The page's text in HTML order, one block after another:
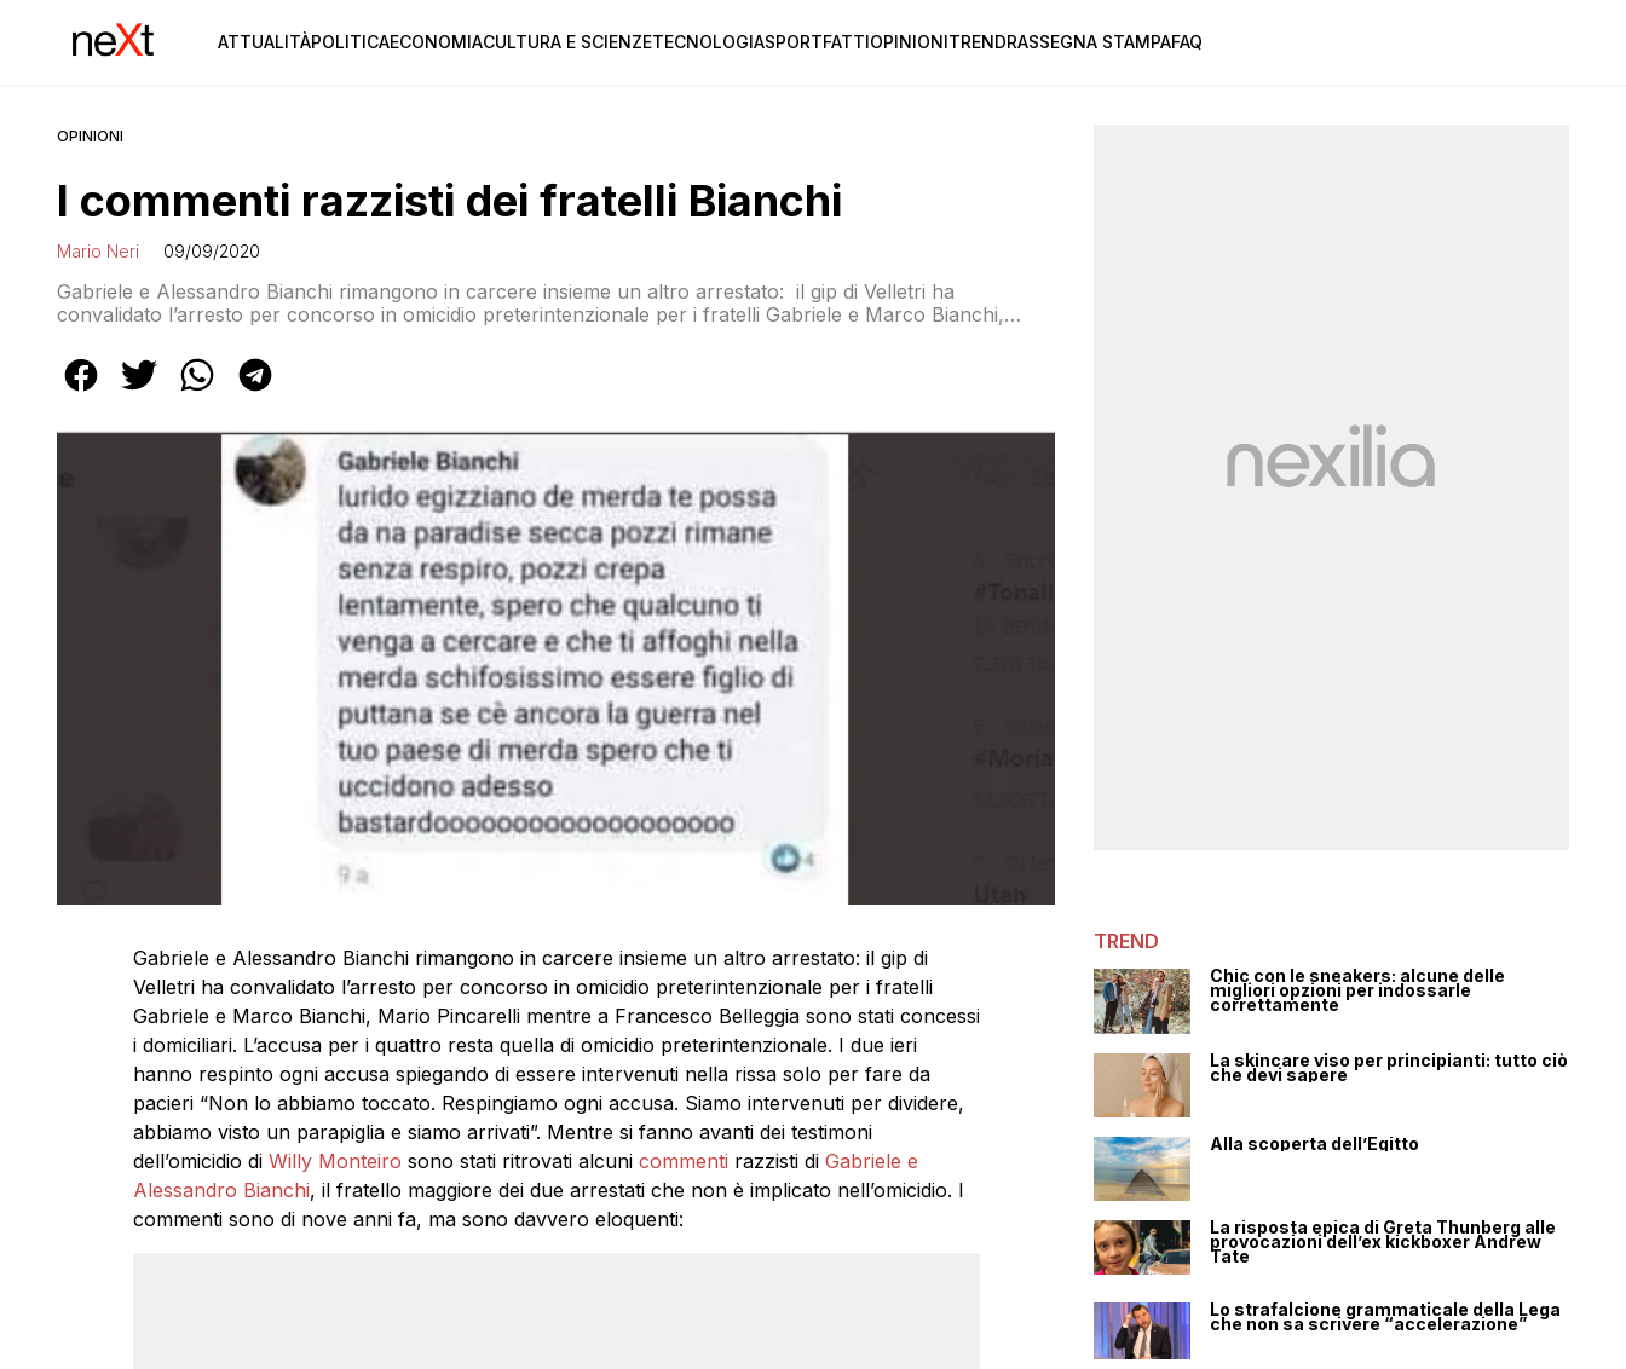
ATTUALITÀPOLITICAECONOMIACULTURA E SCIENZETECNOLOGIASPORTFATTIOPINIONITRENDRASSEGNA STAMPAFAQ
OPINIONI
I commenti razzisti dei fratelli Bianchi
Mario Neri 09/09/2020
Gabriele e Alessandro Bianchi rimangono in carcere insieme un altro arrestato: il gip di Velletri ha
convalidato l’arresto per concorso in omicidio preterintenzionale per i fratelli Gabriele e Marco Bianchi,
quella di omicidio preterintenzionale. I due ieri hanno respinto ogni accusa […]
Gabriele e Alessandro Bianchi rimangono in carcere insieme un altro arrestato: il gip di
Velletri ha convalidato l’arresto per concorso in omicidio preterintenzionale per i fratelli
Gabriele e Marco Bianchi, Mario Pincarelli mentre a Francesco Belleggia sono stati concessi
i domiciliari. L’accusa per i quattro resta quella di omicidio preterintenzionale. I due ieri
hanno respinto ogni accusa spiegando di essere intervenuti nella rissa solo per fare da
pacieri “Non lo abbiamo toccato. Respingiamo ogni accusa. Siamo intervenuti per dividere,
abbiamo visto un parapiglia e siamo arrivati”. Mentre si fanno avanti dei testimoni
dell’omicidio di Willy Monteiro sono stati ritrovati alcuni commenti razzisti di Gabriele e
Alessandro Bianchi, il fratello maggiore dei due arrestati che non è implicato nell’omicidio. I
commenti sono di nove anni fa, ma sono davvero eloquenti:
TREND
Chic con le sneakers: alcune delle
migliori opzioni per indossarle
correttamente
La skincare viso per principianti: tutto ciò
che devi sapere
Alla scoperta dell’Egitto
La risposta epica di Greta Thunberg alle
provocazioni dell’ex kickboxer Andrew
Tate
Lo strafalcione grammaticale della Lega
che non sa scrivere “accelerazione”